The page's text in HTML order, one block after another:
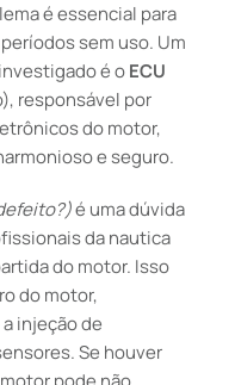
é essencial para
sem uso. Um
é oECU
responsável por
do motor,
e seguro.
é uma dúvida
da nautica
do motor. Isso
do motor,
injeção de
Se houver